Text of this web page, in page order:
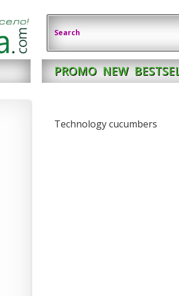
PROMO NEW
Technology cucumbers